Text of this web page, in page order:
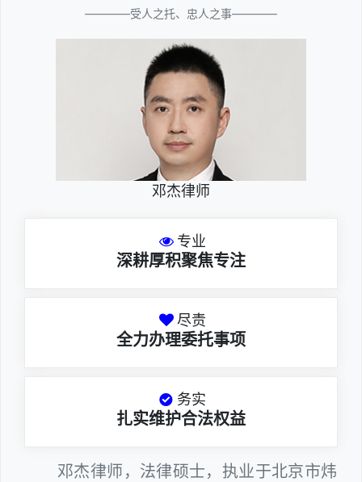
————受人之托、忠人之事————
邓杰律师
专业
深耕厚积聚焦专注
尽责
全力办理委托事项
务实
扎实维护合法权益
邓杰律师，法律硕士，执业于北京市炜